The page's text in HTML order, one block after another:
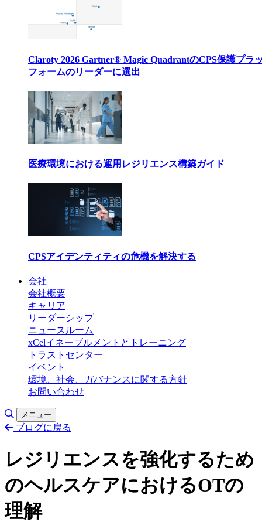
Claroty 2026 Gartner® Magic QuadrantのCPS保護プラ
フォームのリーダーに選出
医療環境における運用レジリエンス構築ガイド
CPSアイデンティティの危機を解決する
会社
会社概要
キャリア
リーダーシップ
ニュースルーム
xCelイネーブルメントとトレーニング
トラストセンター
イベント
環境、社会、ガバナンスに関する方針
お問い合わせ
検索の切り替え
メニュー
ブログに戻る
レジリエンスを強化するため
のヘルスケアにおけるOTの
理解